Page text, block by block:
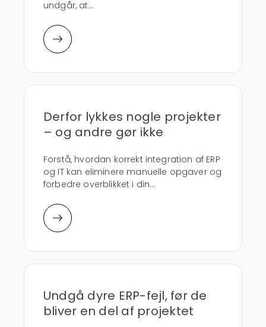
undgår, at...
Derfor lykkes nogle projekter
– og andre gør ikke
Forstå, hvordan korrekt integration af ERP
og IT kan eliminere manuelle opgaver og
forbedre overblikket i din...
Undgå dyre ERP-fejl, før de
bliver en del af projektet